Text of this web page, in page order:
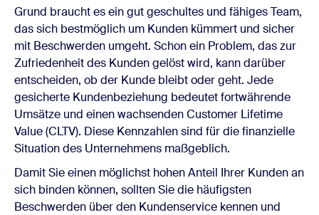
Grund braucht es ein gut geschultes und fähiges Team,
das sich bestmöglich um Kunden kümmert und sicher
mit Beschwerden umgeht. Schon ein Problem, das zur
Zufriedenheit des Kunden gelöst wird, kann darüber
entscheiden, ob der Kunde bleibt oder geht. Jede
gesicherte Kundenbeziehung bedeutet fortwährende
Umsätze und einen wachsenden Customer Lifetime
Value (CLTV). Diese Kennzahlen sind für die finanzielle
Situation des Unternehmens maßgeblich.
Damit Sie einen möglichst hohen Anteil Ihrer Kunden an
sich binden können, sollten Sie die häufigsten
Beschwerden über den Kundenservice kennen und